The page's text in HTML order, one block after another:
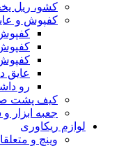
کشو، ریل
کفپوش و
عایق
رو
کیف پشت
جعبه ابزار
لوازم ریکاوری
وینچ و